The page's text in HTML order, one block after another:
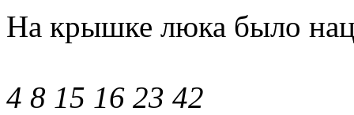
На крышке люка было
4 8 15 16 23 42